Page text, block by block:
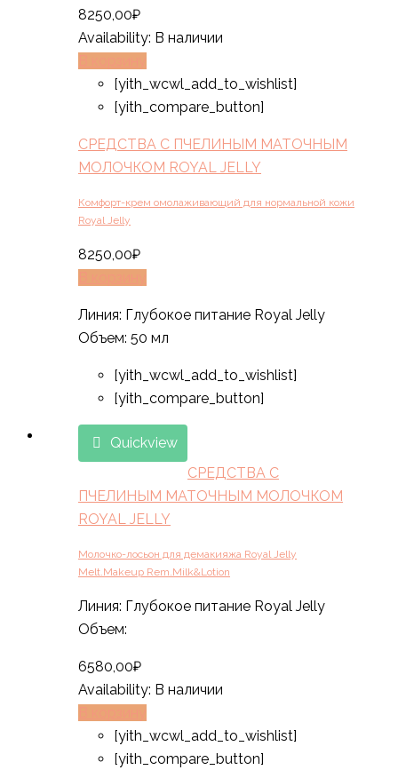
8250,00₽
Availability: В наличии
[yith_wcwl_add_to_wishlist]
[yith_compare_button]
СРЕДСТВА С ПЧЕЛИНЫМ МАТОЧНЫМ
МОЛОЧКОМ ROYAL JELLY
Комфорт-крем омолаживающий для нормальной кожи
Royal Jelly
8250,00₽
Линия: Глубокое питание Royal Jelly
Объем: 50 мл
[yith_wcwl_add_to_wishlist]
[yith_compare_button]
Quickview
СРЕДСТВА С
ПЧЕЛИНЫМ МАТОЧНЫМ МОЛОЧКОМ
ROYAL JELLY
Молочко-лосьон для демакияжа Royal Jelly
Melt.Makeup Rem.Milk&Lotion
Линия: Глубокое питание Royal Jelly
Объем:
6580,00₽
Availability: В наличии
[yith_wcwl_add_to_wishlist]
[yith_compare_button]